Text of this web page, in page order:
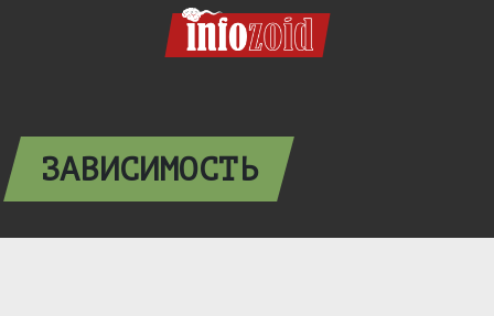
ЗАВИСИМОСТЬ